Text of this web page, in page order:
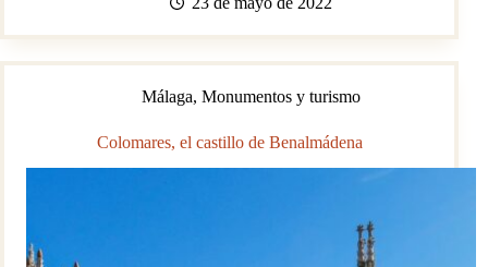
(Fuentes
de
Andalucía)
Málaga,Monumentos y turismo
Colomares, el castillo de Benalmádena